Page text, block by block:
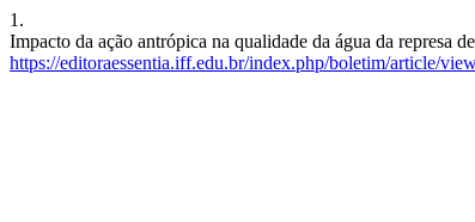
1.
Impacto da ação antrópica na qualidade da água da
https://editoraessentia.iff.edu.br/index.php/boletim/article/